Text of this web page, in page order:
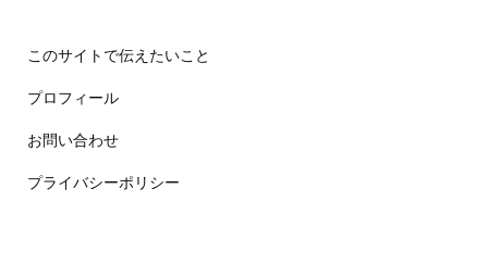
このサイトで伝えたいこと
プロフィール
お問い合わせ
プライバシーポリシー